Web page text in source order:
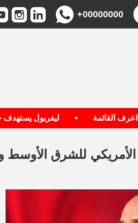
+00000000
القائمة ليفربول يستهدف
للشرق